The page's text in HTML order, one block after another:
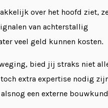
over het hoofd ziet,
van achterstallig
veel geld kunnen kosten.
bied jij straks niet
extra expertise nodig
een externe